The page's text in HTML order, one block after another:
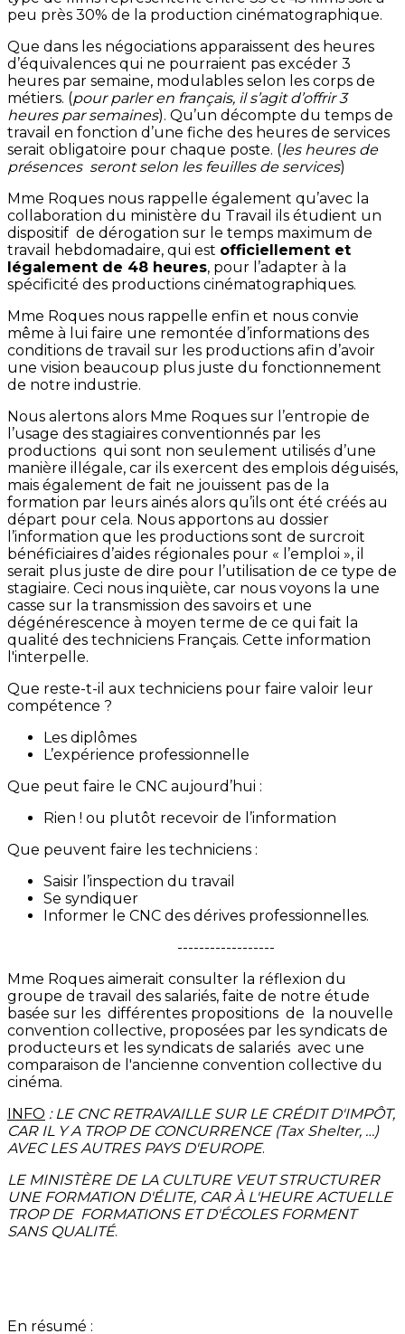
peu près 30% de la production cinématographique.
Que dans les négociations apparaissent des heures
d’équivalences qui ne pourraient pas excéder 3
heures par semaine, modulables selon les corps de
métiers. (pour parler en français, il s’agit d’offrir 3
heures par semaines). Qu’un décompte du temps de
travail en fonction d’une fiche des heures de services
serait obligatoire pour chaque poste. (les heures de
présences seront selon les feuilles de services)
Mme Roques nous rappelle également qu’avec la
collaboration du ministère du Travail ils étudient un
dispositif de dérogation sur le temps maximum de
travail hebdomadaire, qui est officiellement et
légalement de 48 heures, pour l’adapter à la
spécificité des productions cinématographiques.
Mme Roques nous rappelle enfin et nous convie
même à lui faire une remontée d’informations des
conditions de travail sur les productions afin d’avoir
une vision beaucoup plus juste du fonctionnement
de notre industrie.
Nous alertons alors Mme Roques sur l’entropie de
l’usage des stagiaires conventionnés par les
productions qui sont non seulement utilisés d’une
manière illégale, car ils exercent des emplois déguisés,
mais également de fait ne jouissent pas de la
formation par leurs ainés alors qu’ils ont été créés au
départ pour cela. Nous apportons au dossier
l’information que les productions sont de surcroit
bénéficiaires d’aides régionales pour « l’emploi », il
serait plus juste de dire pour l’utilisation de ce type de
stagiaire. Ceci nous inquiète, car nous voyons la une
casse sur la transmission des savoirs et une
dégénérescence à moyen terme de ce qui fait la
qualité des techniciens Français. Cette information
l'interpelle.
Que reste-t-il aux techniciens pour faire valoir leur
compétence ?
Les diplômes
L’expérience professionnelle
Que peut faire le CNC aujourd’hui :
Rien ! ou plutôt recevoir de l’information
Que peuvent faire les techniciens :
Saisir l’inspection du travail
Se syndiquer
Informer le CNC des dérives professionnelles.
------------------
Mme Roques aimerait consulter la réflexion du
groupe de travail des salariés, faite de notre étude
basée sur les différentes propositions de la nouvelle
convention collective, proposées par les syndicats de
producteurs et les syndicats de salariés avec une
comparaison de l'ancienne convention collective du
cinéma.
INFO : LE CNC RETRAVAILLE SUR LE CRÉDIT D'IMPÔT,
CAR IL Y A TROP DE CONCURRENCE (Tax Shelter, …)
AVEC LES AUTRES PAYS D'EUROPE.
LE MINISTÈRE DE LA CULTURE VEUT STRUCTURER
UNE FORMATION D'ÉLITE, CAR À L'HEURE ACTUELLE
TROP DE FORMATIONS ET D'ÉCOLES FORMENT
SANS QUALITÉ.
En résumé :